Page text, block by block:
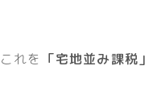
これを 「宅地並み課税」